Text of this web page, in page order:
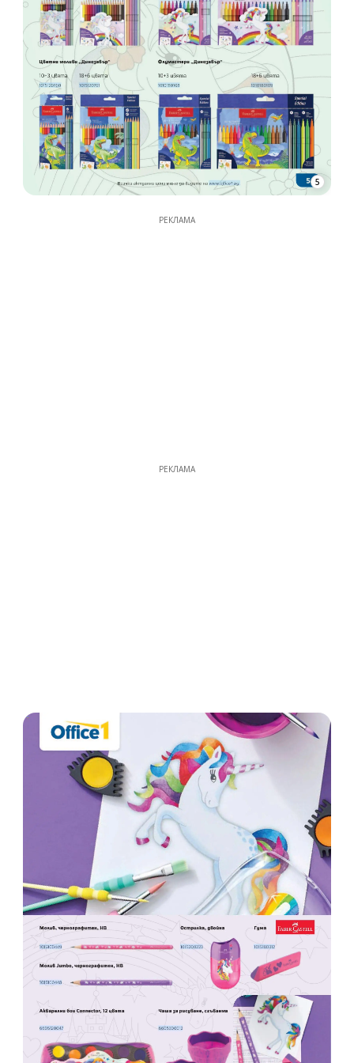
5
РЕКЛАМА
РЕКЛАМА